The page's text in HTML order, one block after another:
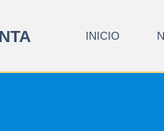
INICIO